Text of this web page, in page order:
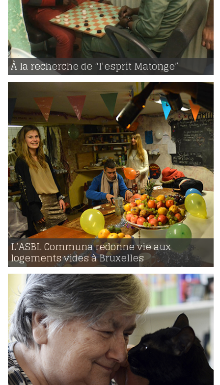
À la recherche de “l’esprit Matonge”
voir
17 | 04 | 2017
1844
L’ASBL Communa redonne vie aux
logements vides à Bruxelles
voir
12 | 12 | 2016
1249